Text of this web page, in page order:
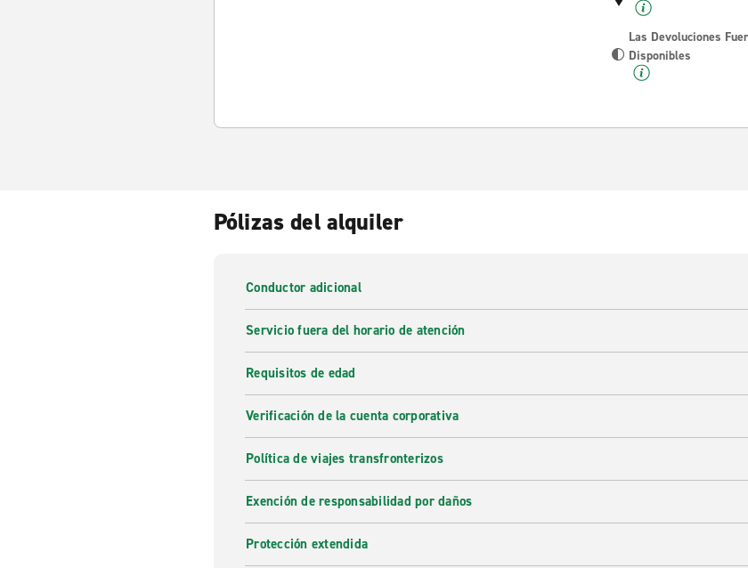
Las Devoluciones
Disponibles
Pólizas del alquiler
Conductor adicional
Servicio fuera del horario de atención
Requisitos de edad
Verificación de la cuenta corporativa
Política de viajes transfronterizos
Exención de responsabilidad por daños
Protección extendida